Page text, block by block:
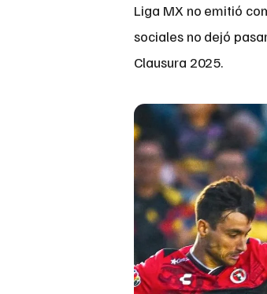
Liga MX no emitió
sociales no dejó
Clausura 2025.